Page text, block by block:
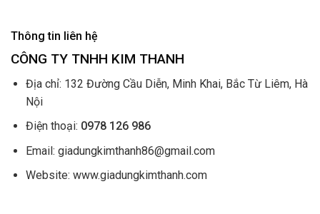
Thông tin liên hệ
CÔNG TY TNHH KIM THANH
Địa chỉ: 132 Đường Cầu Diễn, Minh Khai, Bắc Từ Liêm, Hà
Nội
Điện thoại: 0978 126 986
Email: giadungkimthanh86@gmail.com
Website: www.giadungkimthanh.com